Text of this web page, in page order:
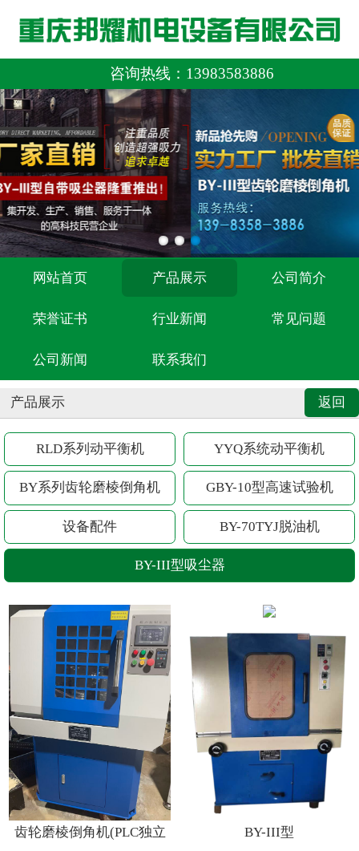
咨询热线： 13983583886
网站首页 产品展示 公司简介
荣誉证书 行业新闻 常见问题
公司新闻 联系我们
返回
产品展示
RLD系列动平衡机 YYQ系统动平衡机
BY系列齿轮磨棱倒角机 GBY-10型高速试验机
设备配件 BY-70TYJ脱油机
BY-III型吸尘器
齿轮磨棱倒角机(PLC独立
BY-III型